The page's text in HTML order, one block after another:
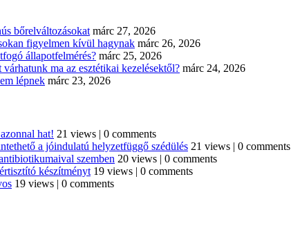
bőrelváltozásokat márc 27, 2026
figyelmen kívül hagynak márc 26, 2026
állapotfelmérés? márc 25, 2026
ma az esztétikai kezelésektől? márc 24, 2026
lépnek márc 23, 2026
hat! 21 views | 0 comments
a jóindulatú helyzetfüggő szédülés 21 views | 0 comments
szemben 20 views | 0 comments
készítményt 19 views | 0 comments
19 views | 0 comments